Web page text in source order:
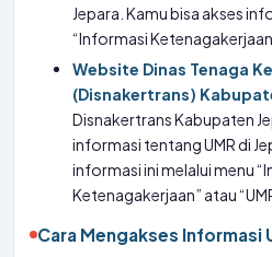
Jepara. Kamu bisa akses
“Informasi
Website Dinas Tenaga
(Disnakertrans)
Disnakertrans Kabupaten
informasi tentang UMR di
informasi ini melalui menu
Ketenagakerjaan” atau
Cara Mengakses Informasi